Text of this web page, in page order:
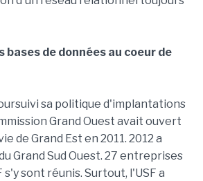
bases de données au coeur de
sa politique d'implantations
Grand Ouest avait ouvert
de Grand Est en 2011. 2012 a
Grand Sud Ouest. 27 entreprises
s'y sont réunis. Surtout, l'USF a